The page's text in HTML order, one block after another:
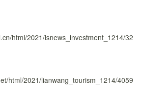
html/2021/lsnews_investment_1214/32
html/2021/lianwang_tourism_1214/4059